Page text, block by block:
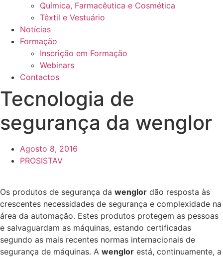
Química, Farmacêutica e Cosmética
Têxtil e Vestuário
Notícias
Formação
Inscrição em Formação
Webinars
Contactos
Tecnologia de
segurança da wenglor
Agosto 8, 2016
PROSISTAV
Os produtos de segurança da wenglor dão resposta às
crescentes necessidades de segurança e complexidade na
área da automação. Estes produtos protegem as pessoas
e salvaguardam as máquinas, estando certificadas
segundo as mais recentes normas internacionais de
segurança de máquinas. A wenglor está, continuamente, a